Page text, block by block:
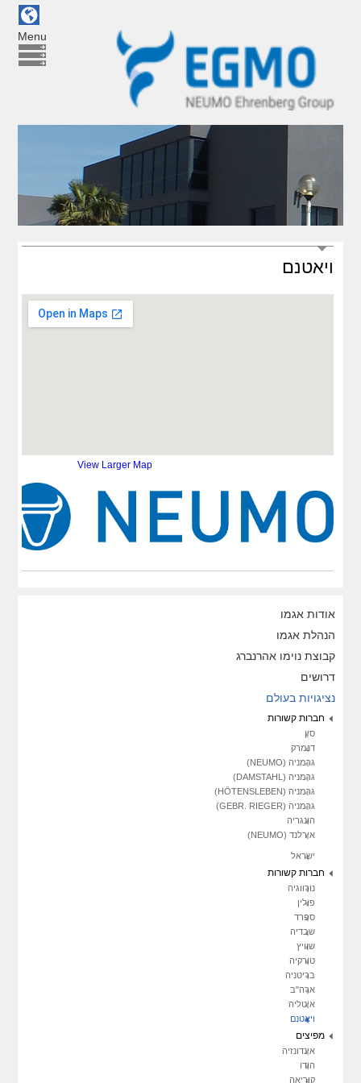
Menu
ויאטנם
View Larger Map
דוא''ל:
info@neumo.com.vn
אודות אגמו
הנהלת אגמו
קבוצת נוימו אהרנברג
דרושים
נציגויות בעולם
חברות קשורות
סין
דנמרק
גרמניה (NEUMO)
גרמניה (DAMSTAHL)
גרמניה (HÖTENSLEBEN)
גרמניה (GEBR. RIEGER)
הונגריה
אירלנד (NEUMO)
ישראל
חברות קשורות
נורווגיה
פולין
ספרד
שבדיה
שוויץ
טורקיה
בריטניה
ארה"ב
איטליה
ויאטנם
מפיצים
אינדונזיה
הודו
קוריאה